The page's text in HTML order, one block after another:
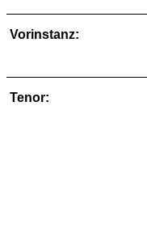
Vorinstanz:
Tenor: